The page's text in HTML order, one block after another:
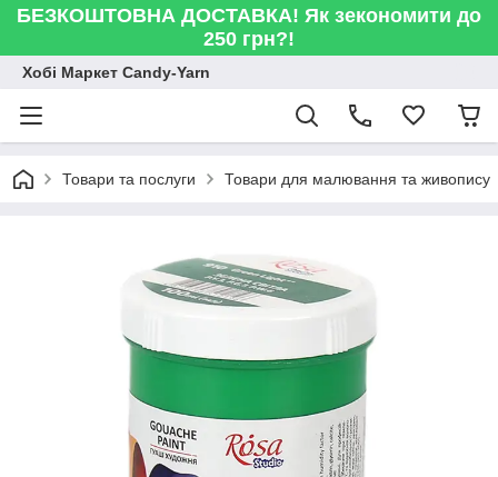
БЕЗКОШТОВНА ДОСТАВКА! Як зекономити до
250 грн?!
Хобі Маркет Candy-Yarn
Товари та послуги Товари для малювання та живопису